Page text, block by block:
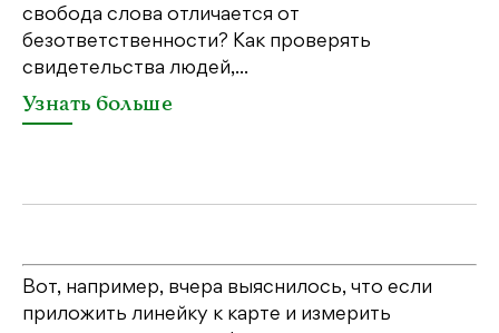
свобода слова отличается от
безответственности? Как проверять
свидетельства людей,...
Узнать больше
Вот, например, вчера выяснилось, что если
приложить линейку к карте и измерить